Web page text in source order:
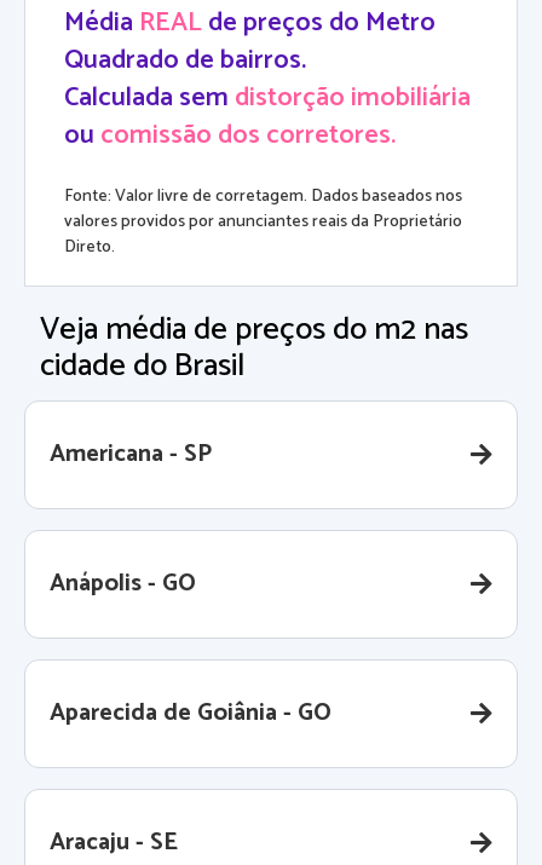
Média REALde preços do Metro
Quadrado de bairros.
Calculada semdistorção imobiliária
oucomissão dos corretores.
Fonte: Valor livre de corretagem. Dados baseados nos
valores providos por anunciantes reais da Proprietário
Direto.
Veja média de preços do m2 nas
cidade do Brasil
Americana - SP
Anápolis - GO
Aparecida de Goiânia - GO
Aracaju - SE